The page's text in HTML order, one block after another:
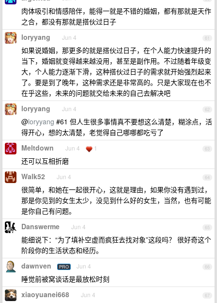
肉体吸引和情感陪伴，能得一就是不错的婚姻，都有那就是天作
之合，都没有那就是搭伙过日子
61
loryyang Jun 4
如果说婚姻，那更多的就是搭伙过日子，在个人能力快速提升的
当下，婚姻就变得越来越没用，甚至是副作用。不过随着年级变
大，个人能力逐渐下滑，这种搭伙过日子的需求就开始强烈起来
了。要是到了晚年，这种需求还是非常高的。只是大家现在也不
在乎这些，未来的问题就交给未来的自己去解决吧
62
loryyang Jun 4
@loryyang #61 但人生很多事情真不要想这么清楚，糊涂点，活
得开心，想的太清楚，老觉得自己哪哪都吃亏了
63
Meltdown Jun 4 1
还可以互相折磨
64
Walk52 Jun 4
很简单，和她在一起很开心，这就是理由，如果你没有遇到过，
那是你见到的女生太少，没见到什么好的女生，当然，也有可能
是你自己有问题。
65
Danswerme Jun 4
能细说下：“为了填补空虚而疯狂去找对象”这段吗？ 很好奇这个
阶段你的生活状态和经历。
66
dawnven PRO Jun 4
睡觉前被窝谈话是最放松时刻
67
xiaoyuanei668 Jun 4